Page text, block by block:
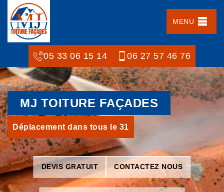
MENU
05 33 06 15 14 06 27 57 46 76
MJ TOITURE FAÇADES
Déplacement dans tous le 31
DEVIS GRATUIT CONTACTEZ NOUS